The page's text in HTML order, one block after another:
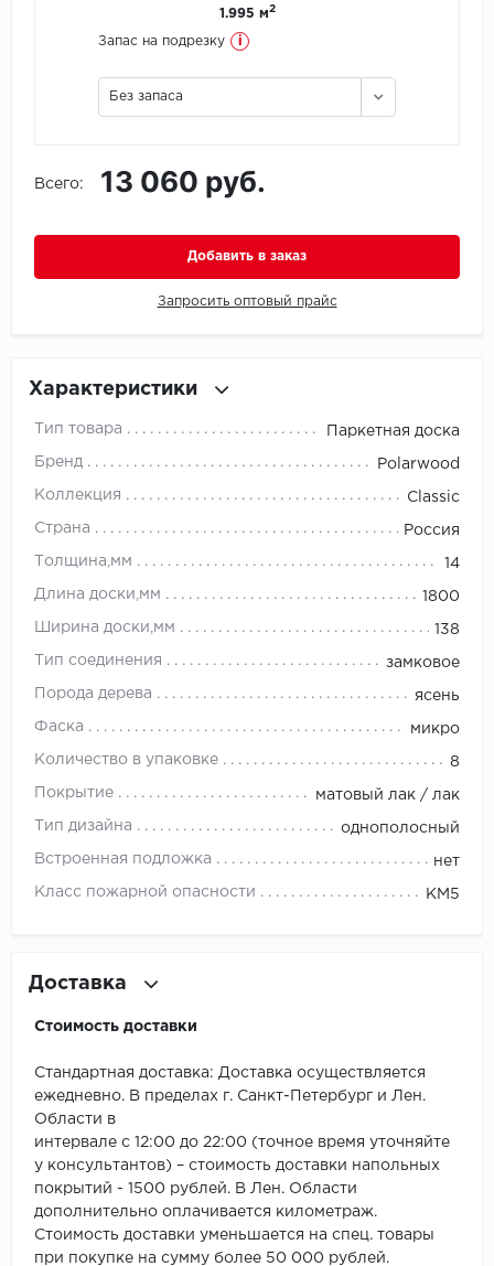
LG Decotile
Made in Belgium
Millenium
Next Step
Novafloor
Primavera
ROYCE
SPC
SPC Ideal Flooring
1.995 м2
Запас на подрезку i
Без запаса
Всего: 13 060 руб.
Добавить в заказ
Запросить оптовый прайс
Характеристики
Тип товара Паркетная доска
Бренд Polarwood
Коллекция Classic
Страна Россия
Толщина,мм 14
Длина доски,мм 1800
Ширина доски,мм 138
Тип соединения замковое
Порода дерева ясень
Фаска микро
Количество в упаковке 8
Покрытие матовый лак / лак
Тип дизайна однополосный
Встроенная подложка нет
Класс пожарной опасности КМ5
Доставка
Стоимость доставки
Стандартная доставка: Доставка осуществляется
ежедневно. В пределах г. Санкт-Петербург и Лен.
Области в
интервале с 12:00 до 22:00 (точное время уточняйте
у консультантов) – стоимость доставки напольных
покрытий - 1500 рублей. В Лен. Области
дополнительно оплачивается километраж.
Стоимость доставки уменьшается на спец. товары
при покупке на сумму более 50 000 рублей.